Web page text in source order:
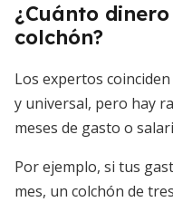
¿Cuánto
colchón?
Los expertos
y universal, pero hay
meses de gasto o
Por ejemplo, si tus
mes, un colchón de